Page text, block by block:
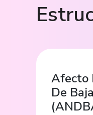
Afecto
De
(